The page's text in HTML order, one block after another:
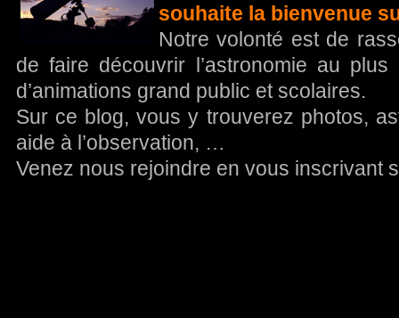
souhaite la bienvenue
Notre volonté est de
de faire découvrir l’astronomie au
d’animations grand public et scolaires.
Sur ce blog, vous y trouverez photos,
aide à l’observation, …
Venez nous rejoindre en vous inscrivant